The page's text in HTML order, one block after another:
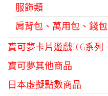
服飾類
肩背包、萬用包、錢包
寶可夢卡片遊戲TCG系列
寶可夢其他商品
日本虛擬點數商品